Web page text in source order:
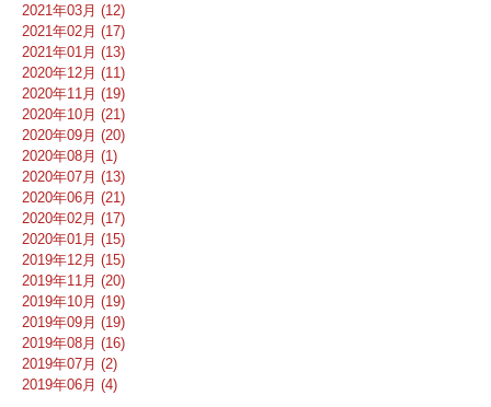
2021年03月 (12)
2021年02月 (17)
2021年01月 (13)
2020年12月 (11)
2020年11月 (19)
2020年10月 (21)
2020年09月 (20)
2020年08月 (1)
2020年07月 (13)
2020年06月 (21)
2020年02月 (17)
2020年01月 (15)
2019年12月 (15)
2019年11月 (20)
2019年10月 (19)
2019年09月 (19)
2019年08月 (16)
2019年07月 (2)
2019年06月 (4)